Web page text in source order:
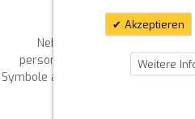
Neben der Auswahl der
personalisieren. Geben Sie uns
Symbole an, und wir setzen Ihre
Ihnen gerne
Akzeptieren
Weitere